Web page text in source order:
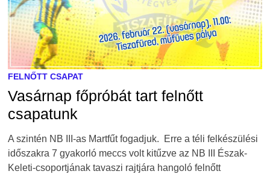
FELNŐTT CSAPAT
Vasárnap főpróbát tart felnőtt
csapatunk
A szintén NB III-as Martfűt fogadjuk. Erre a téli felkészülési
időszakra 7 gyakorló meccs volt kitűzve az NB III Észak-
Keleti-csoportjának tavaszi rajtjára hangoló felnőtt